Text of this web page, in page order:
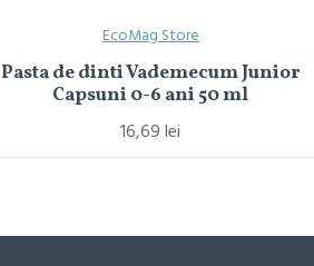
EcoMag Store
Pasta de dinti Vademecum Junior
Capsuni 0-6 ani 50 ml
16,69 lei